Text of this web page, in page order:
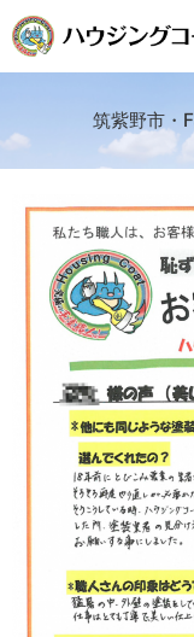
筑紫野市・